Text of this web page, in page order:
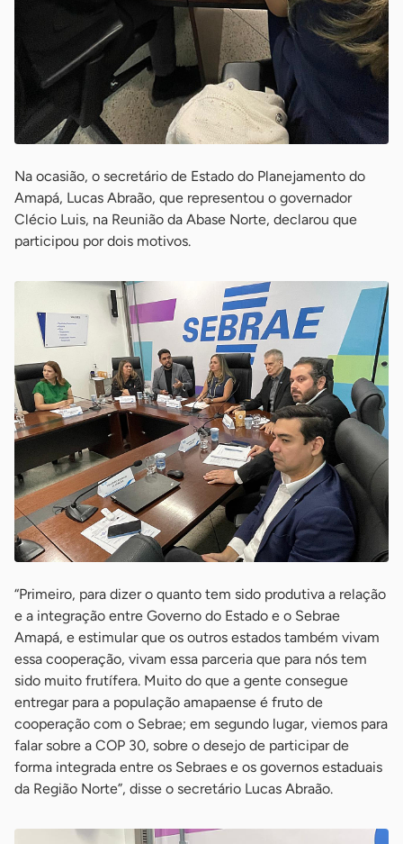
Na ocasião, o secretário de Estado do Planejamento do
Amapá, Lucas Abraão, que representou o governador
Clécio Luis, na Reunião da Abase Norte, declarou que
participou por dois motivos.
“Primeiro, para dizer o quanto tem sido produtiva a relação
e a integração entre Governo do Estado e o Sebrae
Amapá, e estimular que os outros estados também vivam
essa cooperação, vivam essa parceria que para nós tem
sido muito frutífera. Muito do que a gente consegue
entregar para a população amapaense é fruto de
cooperação com o Sebrae; em segundo lugar, viemos para
falar sobre a COP 30, sobre o desejo de participar de
forma integrada entre os Sebraes e os governos estaduais
da Região Norte”, disse o secretário Lucas Abraão.